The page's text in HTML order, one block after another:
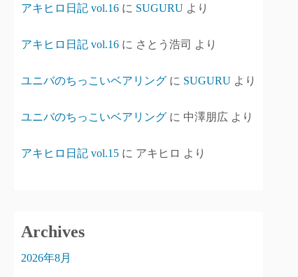
アキヒロ日記 vol.16 に SUGURU より
アキヒロ日記 vol.16 に さとう浩司 より
ユニバのちっこいベアリング に SUGURU より
ユニバのちっこいベアリング に 中澤朋広 より
アキヒロ日記 vol.15 に アキヒロ より
Archives
2026年8月